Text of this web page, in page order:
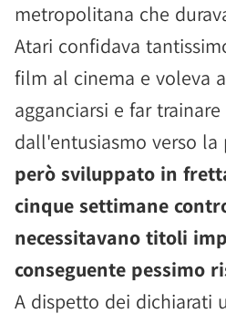
metropolitana che
Atari confidava
film al cinema e voleva
agganciarsi e far
dall'entusiasmo verso la
però sviluppato in
cinque settimane
necessitavano titoli
conseguente pessimo
A dispetto dei dichiarati